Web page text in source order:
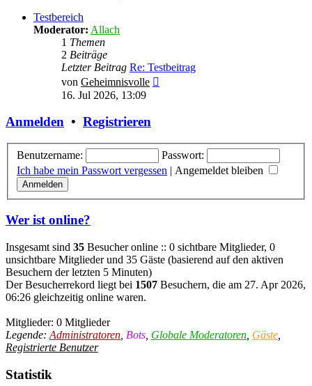
Testbereich
Moderator: Allach
1 Themen
2 Beiträge
Letzter Beitrag Re: Testbeitrag
von Geheimnisvolle
16. Jul 2026, 13:09
Anmelden • Registrieren
Benutzername:
Passwort:
Ich habe mein Passwort vergessen | Angemeldet bleiben
Wer ist online?
Insgesamt sind 35 Besucher online :: 0 sichtbare Mitglieder, 0
unsichtbare Mitglieder und 35 Gäste (basierend auf den aktiven
Besuchern der letzten 5 Minuten)
Der Besucherrekord liegt bei 1507 Besuchern, die am 27. Apr 2026,
06:26 gleichzeitig online waren.
Mitglieder: 0 Mitglieder
Legende: Administratoren Bots Globale Moderatoren Gäste
Registrierte Benutzer
Statistik